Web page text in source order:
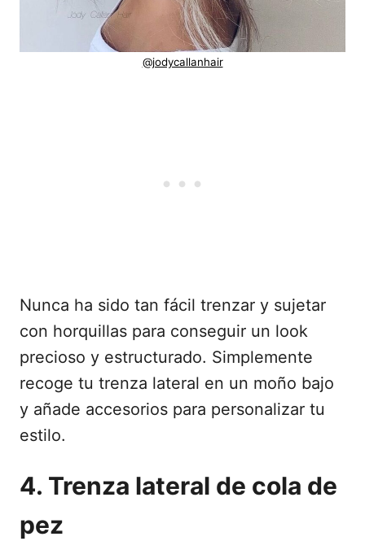
@jodycallanhair
Nunca ha sido tan fácil trenzar y sujetar
con horquillas para conseguir un look
precioso y estructurado. Simplemente
recoge tu trenza lateral en un moño bajo
y añade accesorios para personalizar tu
estilo.
4. Trenza lateral de cola de
pez